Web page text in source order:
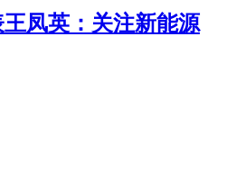
凤英：关注新能源